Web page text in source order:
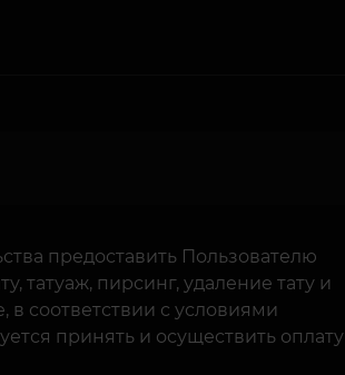
предоставить Пользователю
татуаж, пирсинг, удаление тату и
в соответствии с условиями
принять и осуществить оплату